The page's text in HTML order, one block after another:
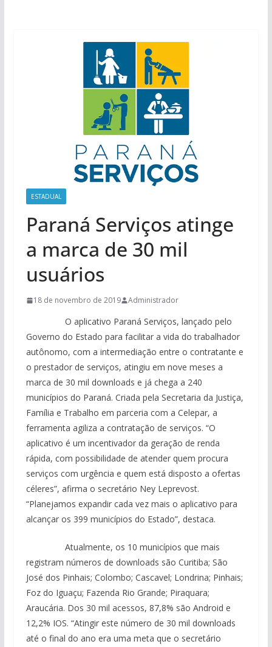
ESTADUAL
Paraná Serviços atinge
a marca de 30 mil
usuários
18 de novembro de 2019 Administrador
O aplicativo Paraná Serviços, lançado pelo
Governo do Estado para facilitar a vida do trabalhador
autônomo, com a intermediação entre o contratante e
o prestador de serviços, atingiu em nove meses a
marca de 30 mil downloads e já chega a 240
municípios do Paraná. Criada pela Secretaria da Justiça,
Família e Trabalho em parceria com a Celepar, a
ferramenta agiliza a contratação de serviços. “O
aplicativo é um incentivador da geração de renda
rápida, com possibilidade de atender quem procura
serviços com urgência e quem está disposto a ofertas
céleres”, afirma o secretário Ney Leprevost.
“Planejamos expandir cada vez mais o aplicativo para
alcançar os 399 municípios do Estado”, destaca.
Atualmente, os 10 municípios que mais
registram números de downloads são Curitiba; São
José dos Pinhais; Colombo; Cascavel; Londrina; Pinhais;
Foz do Iguaçu; Fazenda Rio Grande; Piraquara;
Araucária. Dos 30 mil acessos, 87,8% são Android e
12,2% IOS. “Atingir este número de 30 mil downloads
até o final do ano era uma meta que o secretário